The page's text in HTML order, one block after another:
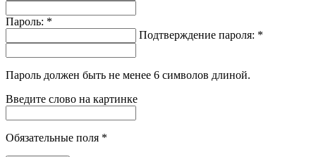
Пароль: *
Подтверждение пароля: *
Пароль должен быть не менее 6 символов длиной.
Введите слово на картинке
Обязательные поля *